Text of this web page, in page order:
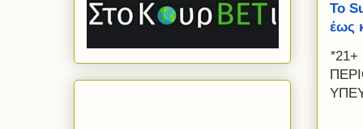
To
έως
*​